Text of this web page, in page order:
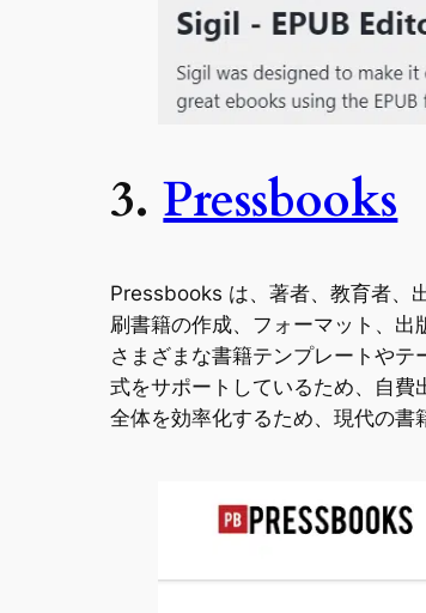
3.Pressbooks
Pressbooks は、著者、教育者、
刷書籍の作成、フォーマット、
さまざまな書籍テンプレートや
式をサポートしているため、自
全体を効率化するため、現代の書